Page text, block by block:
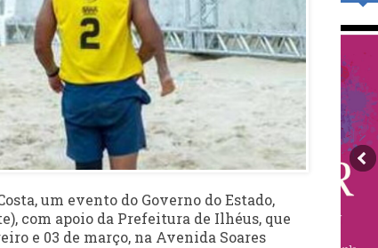
um evento do Governo do Estado,
com apoio da Prefeitura de Ilhéus, que
e 03 de março, na Avenida Soares